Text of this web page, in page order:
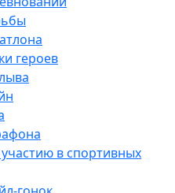
героев
в спортивных